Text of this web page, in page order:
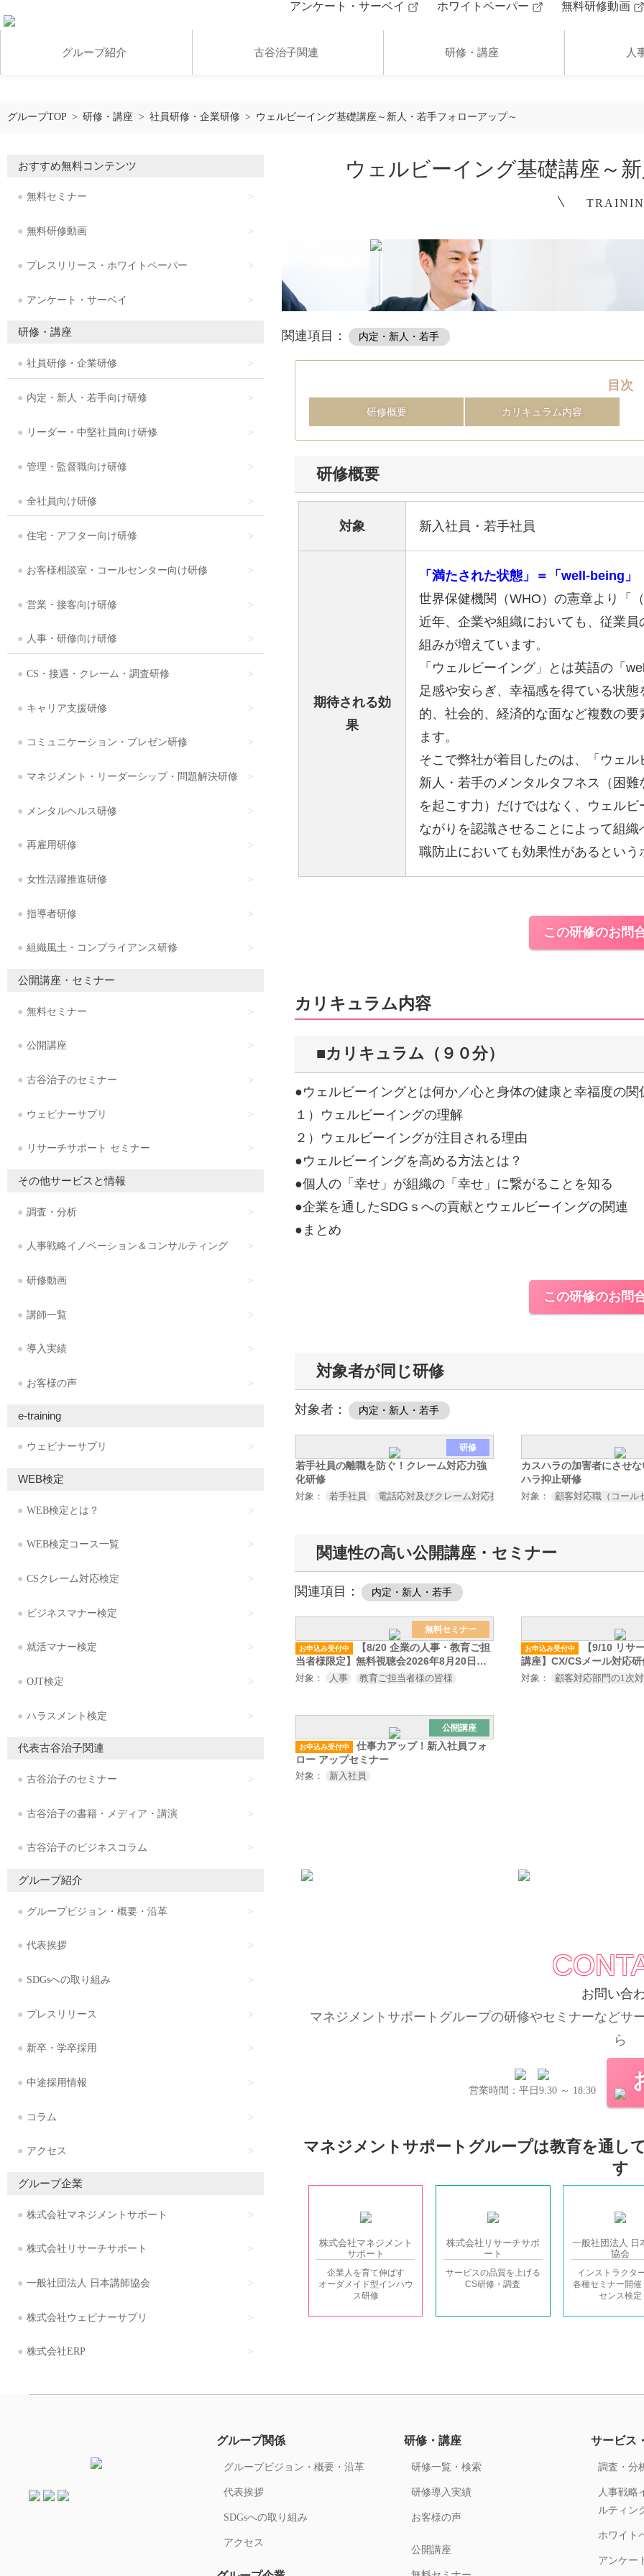
グループ紹介 古谷治子関連 研修・講座 人
アンケート・サーベイ ホワイトペーパー 無料研修動画
アクセス
営業時間：平日9:30 ～ 18:30
グループTOP 研修・講座 社員研修・企業研修 ウェルビーイング基礎講座～新人・若手フォローアップ～
おすすめ無料コンテンツ
無料セミナー
無料研修動画
プレスリリース・ホワイトペーパー
アンケート・サーベイ
研修・講座
社員研修・企業研修
内定・新人・若手向け研修
リーダー・中堅社員向け研修
管理・監督職向け研修
全社員向け研修
住宅・アフター向け研修
お客様相談室・コールセンター向け研修
営業・接客向け研修
人事・研修向け研修
CS・接遇・クレーム・調査研修
キャリア支援研修
コミュニケーション・プレゼン研修
マネジメント・リーダーシップ・問題解決研修
メンタルヘルス研修
再雇用研修
女性活躍推進研修
指導者研修
組織風土・コンプライアンス研修
公開講座・セミナー
無料セミナー
公開講座
古谷治子のセミナー
ウェビナーサプリ
リサーチサポート セミナー
その他サービスと情報
調査・分析
人事戦略イノベーション＆コンサルティング
研修動画
講師一覧
導入実績
お客様の声
e-training
ウェビナーサプリ
WEB検定
WEB検定とは？
WEB検定コース一覧
CSクレーム対応検定
ビジネスマナー検定
就活マナー検定
OJT検定
ハラスメント検定
代表古谷治子関連
古谷治子のセミナー
古谷治子の書籍・メディア・講演
古谷治子のビジネスコラム
グループ紹介
グループビジョン・概要・沿革
代表挨拶
SDGsへの取り組み
プレスリリース
新卒・学卒採用
中途採用情報
コラム
アクセス
グループ企業
株式会社マネジメントサポート
株式会社リサーチサポート
一般社団法人 日本講師協会
株式会社ウェビナーサプリ
株式会社ERP
ウェルビーイング基礎講座～
関連項目： 内定・新人・若手
目次
研修概要 カリキュラム内容
研修概要
対象 新入社員・若手社員
期待される効
果
「満たされた状態」＝「well-being
世界保健機関（WHO）の憲章より「
近年、企業や組織においても、従業
組みが増えています。
「ウェルビーイング」とは英語の「
足感や安らぎ、幸福感を得ている状
的、社会的、経済的な面など複数の
ます。
そこで弊社が着目したのは、「ウェ
新人・若手のメンタルタフネス（困
を起こす力）だけではなく、ウェル
ながりを認識させることによって組
職防止においても効果性があるという
この研修のお問
カリキュラム内容
■カリキュラム（９０分）
●ウェルビーイングとは何か／心と身体の健康と幸福度の関
１）ウェルビーイングの理解
２）ウェルビーイングが注目される理由
●ウェルビーイングを高める方法とは？
●個人の「幸せ」が組織の「幸せ」に繋がることを知る
●企業を通したSDGｓへの貢献とウェルビーイングの関連
●まとめ
この研修のお問
対象者が同じ研修
対象者： 内定・新人・若手
研修
若手社員の離職を防ぐ！クレーム対応力強
化研修
対象： 若手社員 電話応対及びクレーム対応担当者
カスハラの加害者にさせ
ハラ抑止研修
対象： 顧客対応職（コール
関連性の高い公開講座・セミナー
関連項目： 内定・新人・若手
無料セミナー
お申込み受付中
【8/20 企業の人事・教育ご担
当者様限定】無料視聴会2026年8月20日
（木）
対象： 人事 教育ご担当者様の皆様
お申込み受付中
【9/10 リサ
講座】CX/CSメール対応研
対象： 顧客対応部門の1次
公開講座
お申込み受付中
仕事力アップ！新入社員フォ
ロー アップセミナー
対象： 新入社員
お問い合
マネジメントサポートグループの研修やセミナーなどサ
ら
営業時間：平日9:30 ～ 18:30
マネジメントサポートグループは教育を通し
す
株式会社マネジメント
サポート
企業人を育て伸ばす
オーダメイド型インハウ
ス研修
株式会社 リサーチサポ
ート
サービスの品質を上げる
CS研修・調査
一般社団法人 日
協会
インストラクタ
各種セミナー開催
センス検定
グループ関係
グループビジョン・概要・沿革
代表挨拶
SDGsへの取り組み
アクセス
研修・講座
研修一覧・検索
研修導入実績
お客様の声
公開講座
サービス
調査・分
人事戦略
ルティン
ホワイト
アンケー